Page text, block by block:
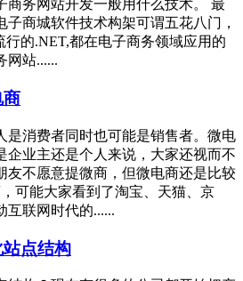
商务网站开发一般用什么技术。 最
子商城软件技术构架可谓五花八门，
行的.NET,都在电子商务领域应用的
网站......
商
是消费者同时也可能是销售者。微电
企业主还是个人来说，大家还视而不
友不愿意提微商，但微电商还是比较
可能大家看到了淘宝、天猫、京
互联网时代的......
点结构